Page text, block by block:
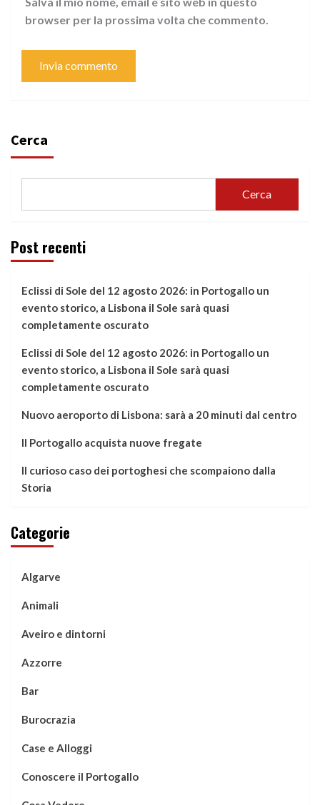
browser per la prossima volta che commento.
Cerca
Cerca
Post recenti
Eclissi di Sole del 12 agosto 2026: in Portogallo un
evento storico, a Lisbona il Sole sarà quasi
completamente oscurato
Eclissi di Sole del 12 agosto 2026: in Portogallo un
evento storico, a Lisbona il Sole sarà quasi
completamente oscurato
Nuovo aeroporto di Lisbona: sarà a 20 minuti dal centro
Il Portogallo acquista nuove fregate
Il curioso caso dei portoghesi che scompaiono dalla
Storia
Categorie
Algarve
Animali
Aveiro e dintorni
Azzorre
Bar
Burocrazia
Case e Alloggi
Conoscere il Portogallo